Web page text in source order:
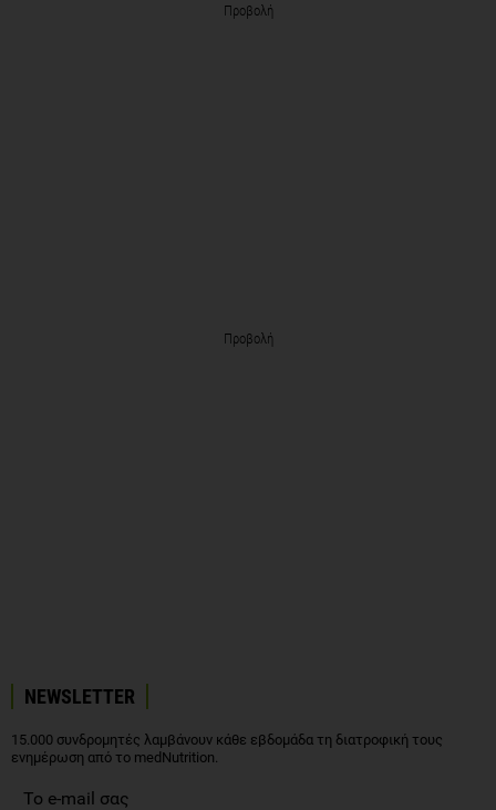
Προβολή
Προβολή
NEWSLETTER
15.000 συνδρομητές λαμβάνουν κάθε εβδομάδα τη διατροφική τους
ενημέρωση από το medNutrition.